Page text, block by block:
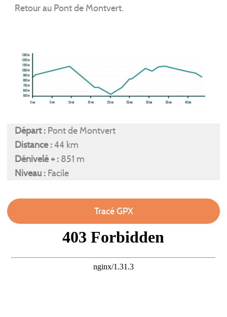
Retour au Pont de Montvert.
Départ :Pont de Montvert
Distance :44 km
Dénivelé + : 851 m
Niveau :Facile
Tracé GPX